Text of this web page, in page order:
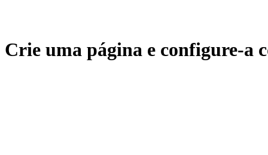
Crie uma página e configure-a